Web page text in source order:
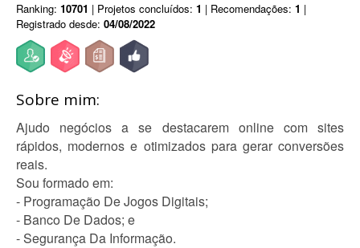
Ranking: 10701 | Projetos concluídos: 1 | Recomendações: 1 |
Registrado desde: 04/08/2022
Sobre mim:
Ajudo negócios a se destacarem online com sites
rápidos, modernos e otimizados para gerar conversões
reais.
Sou formado em:
- Programação De Jogos Digitais;
- Banco De Dados; e
- Segurança Da Informação.